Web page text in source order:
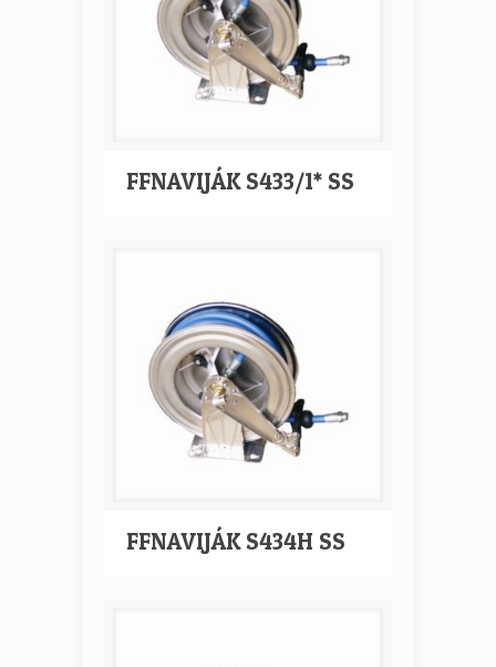
FFNAVIJÁK S433/1* SS
FFNAVIJÁK S434H SS